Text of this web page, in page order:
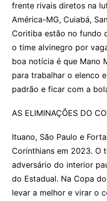
frente rivais diretos na
América-MG, Cuiabá,
Coritiba estão no fundo
o time alvinegro por
boa notícia é que Mano
para trabalhar o elenco
padrão e ficar com a
AS ELIMINAÇÕES DO
Ituano, São Paulo e
Corinthians em 2023. O
adversário do interior
do Estadual. Na Copa
levar a melhor e virar o